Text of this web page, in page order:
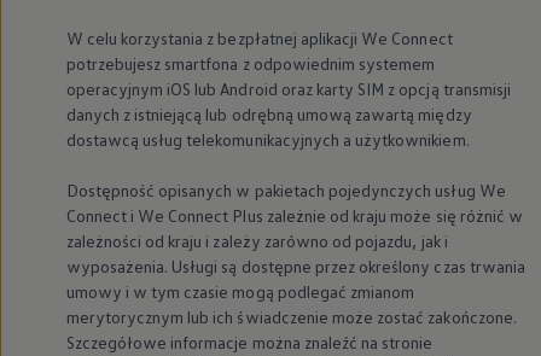
W celu korzystania z bezpłatnej aplikacji We Connect
potrzebujesz smartfona z odpowiednim systemem
operacyjnym iOS lub Android oraz karty SIM z opcją transmisji
danych z istniejącą lub odrębną umową zawartą między
dostawcą usług telekomunikacyjnych a użytkownikiem.
Dostępność opisanych w pakietach pojedynczych usług We
Connect i We Connect Plus zależnie od kraju może się różnić w
zależności od kraju i zależy zarówno od pojazdu, jak i
wyposażenia. Usługi są dostępne przez określony czas trwania
umowy i w tym czasie mogą podlegać zmianom
merytorycznym lub ich świadczenie może zostać zakończone.
Szczegółowe informacje można znaleźć na stronie